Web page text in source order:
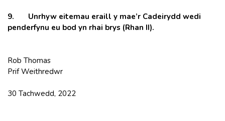
9. Unrhyw eitemau eraill y mae’r Cadeirydd wedi
penderfynu eu bod yn rhai brys (Rhan II).
Rob Thomas
Prif Weithredwr
30 Tachwedd, 2022